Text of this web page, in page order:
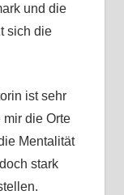
und die
sich die
ist sehr
die Orte
Mentalität
stark